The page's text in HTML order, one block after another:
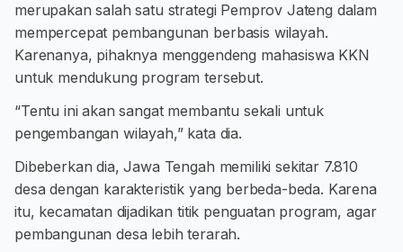
merupakan salah satu strategi Pemprov Jateng dalam
mempercepat pembangunan berbasis wilayah.
Karenanya, pihaknya menggendeng mahasiswa KKN
untuk mendukung program tersebut.
“Tentu ini akan sangat membantu sekali untuk
pengembangan wilayah,” kata dia.
Dibeberkan dia, Jawa Tengah memiliki sekitar 7.810
desa dengan karakteristik yang berbeda-beda. Karena
itu, kecamatan dijadikan titik penguatan program, agar
pembangunan desa lebih terarah.